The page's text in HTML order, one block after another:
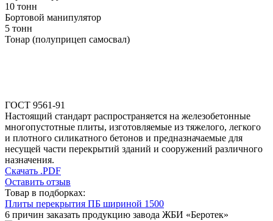
10 тонн
Бортовой манипулятор
5 тонн
Тонар (полуприцеп самосвал)
ГОСТ 9561-91
Настоящий стандарт распространяется на железобетонные
многопустотные плиты, изготовляемые из тяжелого, легкого
и плотного силикатного бетонов и предназначаемые для
несущей части перекрытий зданий и сооружений различного
назначения.
Скачать .PDF
Оставить отзыв
Товар в подборках:
Плиты перекрытия ПБ шириной 1500
6 причин заказать продукцию завода ЖБИ «Беротек»